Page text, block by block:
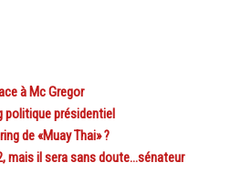
à Mc Gregor
politique présidentiel
de «Muay Thai» ?
mais il sera sans doute…sénateur